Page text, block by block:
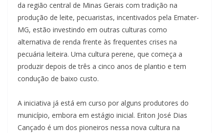
da região central de Minas Gerais com tradição na
produção de leite, pecuaristas, incentivados pela Emater-
MG, estão investindo em outras culturas como
alternativa de renda frente às frequentes crises na
pecuária leiteira. Uma cultura perene, que começa a
produzir depois de três a cinco anos de plantio e tem
condução de baixo custo.
A iniciativa já está em curso por alguns produtores do
município, embora em estágio inicial. Eriton José Dias
Cançado é um dos pioneiros nessa nova cultura na